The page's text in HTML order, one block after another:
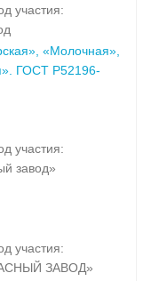
участия:
«Молочная»,
ГОСТ Р52196-
участия:
завод»
участия:
ЗАВОД»